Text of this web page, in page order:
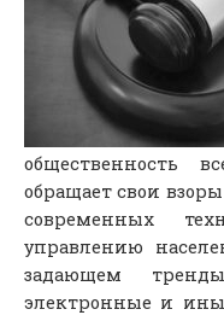
общественность
обращает свои
современных
управлению
задающем
электронные и